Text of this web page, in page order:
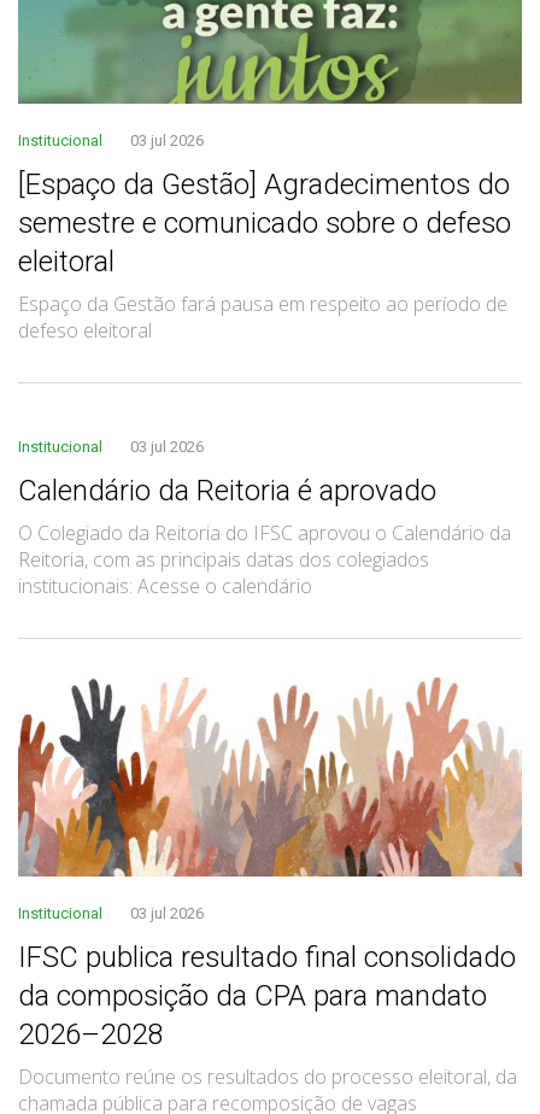
Institucional 03 jul 2026
[Espaço da Gestão] Agradecimentos do
semestre e comunicado sobre o defeso
eleitoral
Espaço da Gestão fará pausa em respeito ao período de
defeso eleitoral
Institucional 03 jul 2026
Calendário da Reitoria é aprovado
O Colegiado da Reitoria do IFSC aprovou o Calendário da
Reitoria, com as principais datas dos colegiados
institucionais: Acesse o calendário
Institucional 03 jul 2026
IFSC publica resultado final consolidado
da composição da CPA para mandato
2026–2028
Documento reúne os resultados do processo eleitoral, da
chamada pública para recomposição de vagas